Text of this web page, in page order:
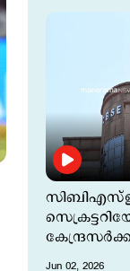
Jun 02, 2026